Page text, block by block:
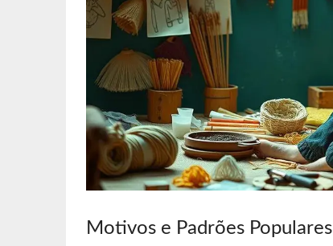
Motivos e Padrões Populares